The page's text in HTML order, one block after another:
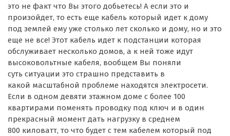
это не факт что Вы этого добьетесь! А если это и
произойдет, то есть еще кабель который идет к дому
под землей ему уже столько лет сколько и дому, но и это
еще не все! Этот кабель идет к подстанции которая
обслуживает несколько домов, а к ней тоже идут
высоковольтные кабеля, вообщем Вы поняли
суть ситуации это страшно представить в
какой масштабной проблеме находятся электросети.
Если в одном девяти этажном доме с более 100
квартирами поменять проводку под ключ и в один
прекрасный момент дать нагрузку в среднем
800 киловатт, то что будет с тем кабелем который под